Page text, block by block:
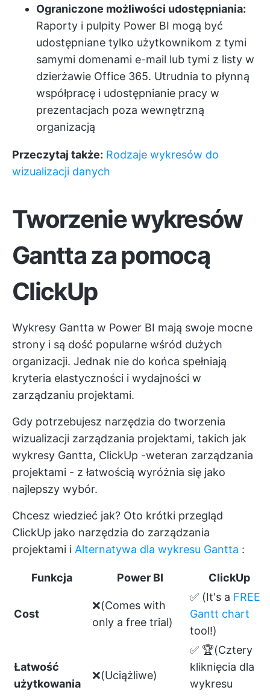
Ograniczone możliwości udostępniania:
Raporty i pulpity Power BI mogą być
udostępniane tylko użytkownikom z tymi
samymi domenami e-mail lub tymi z listy w
dzierżawie Office 365. Utrudnia to płynną
współpracę i udostępnianie pracy w
prezentacjach poza wewnętrzną
organizacją
Przeczytaj także: Rodzaje wykresów do
wizualizacji danych
Tworzenie wykresów
Gantta za pomocą
ClickUp
Wykresy Gantta w Power BI mają swoje mocne
strony i są dość popularne wśród dużych
organizacji. Jednak nie do końca spełniają
kryteria elastyczności i wydajności w
zarządzaniu projektami.
Gdy potrzebujesz narzędzia do tworzenia
wizualizacji zarządzania projektami, takich jak
wykresy Gantta, ClickUp -weteran zarządzania
projektami - z łatwością wyróżnia się jako
najlepszy wybór.
Chcesz wiedzieć jak? Oto krótki przegląd
ClickUp jako narzędzia do zarządzania
projektami i Alternatywa dla wykresu Gantta :
Funkcja Power BI ClickUp
Cost
❌(Comes with
only a free trial)
✅ (It's a FREE
Gantt chart
tool!)
Łatwość
użytkowania
❌(Uciążliwe)
✅ 🏆(Cztery
kliknięcia dla
wykresu